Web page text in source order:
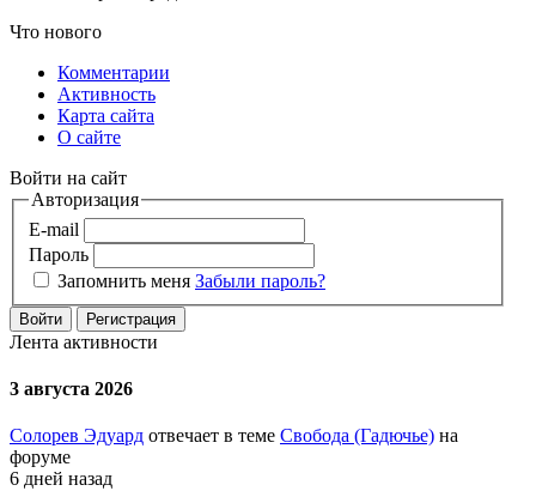
Что нового
Комментарии
Активность
Карта сайта
О сайте
Войти на сайт
Авторизация
E-mail
Пароль
Запомнить меня Забыли пароль?
Войти Регистрация
Лента активности
3 августа 2026
Солорев Эдуард отвечает в теме Свобода (Гадючье) на
форуме
6 дней назад